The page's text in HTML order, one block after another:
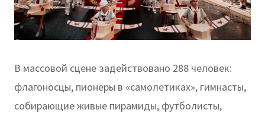
В массовой сцене задействовано 288 человек:
флагоносцы, пионеры в «самолетиках», гимнасты,
собирающие живые пирамиды, футболисты,